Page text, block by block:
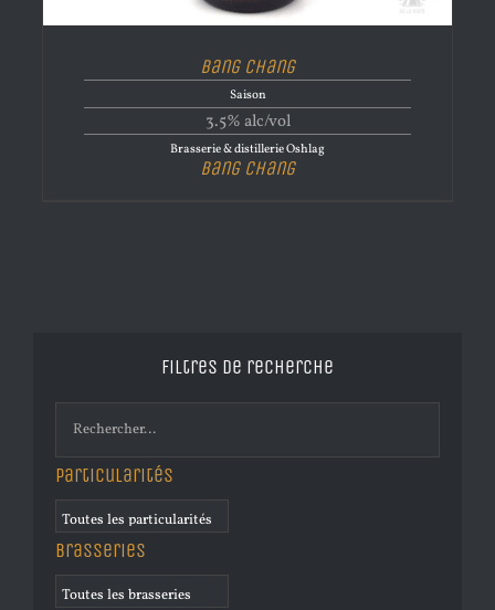
Bang Chang
Saison
3.5% alc/vol
Brasserie & distillerie Oshlag
Bang Chang
Filtres de recherche
Particularités
Brasseries